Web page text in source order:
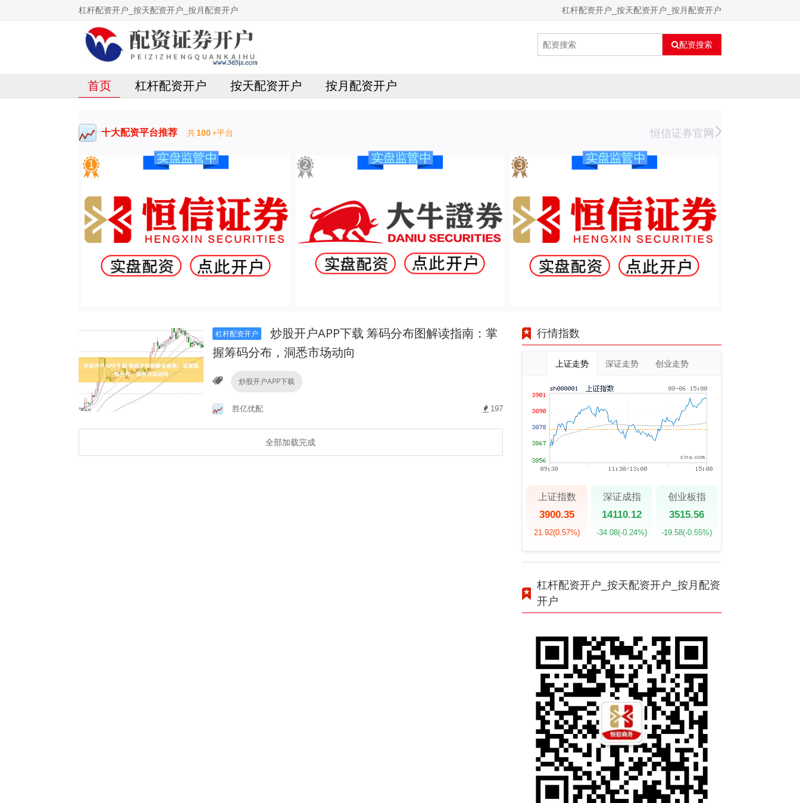
杠杆配资开户_按天配资开户_按月配资开户 杠杆配资开户_按天配资开户_按月配资开户
配资搜索
首页 杠杆配资开户 按天配资开户 按月配资开户
十大配资平台推荐 共100+平台 恒信证券官网
杠杆配资开户
炒股开户APP下载 筹码分布图解读指南：掌
握筹码分布，洞悉市场动向
炒股开户APP下载
胜亿优配 197
全部加载完成
行情指数
上证走势 深证走势 创业走势
上证指数
3900.35
21.92(0.57%)
深证成指
14110.12
-34.08(-0.24%)
创业板指
3515.56
-19.58(-0.55%)
杠杆配资开户_按天配资开户_按月配资
开户